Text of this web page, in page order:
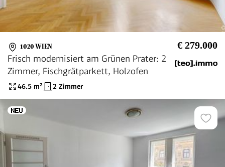
1020 WIEN € 279.000
Frisch modernisiert am Grünen Prater: 2
Zimmer, Fischgrätparkett, Holzofen
46.5 m² 2 Zimmer